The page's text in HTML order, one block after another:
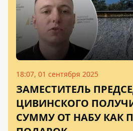
18:07, 01 сентября 2025
ЗАМЕСТИТЕЛЬ
ЦИВИНСКОГО
СУММУ ОТ НАБУ КАК